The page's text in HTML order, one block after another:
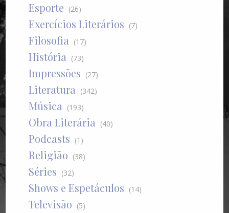
Esporte (26)
Exercícios Literários (7)
Filosofia (17)
História (73)
Impressões (27)
Literatura (342)
Música (193)
Obra Literária (40)
Podcasts (1)
Religião (38)
Séries (32)
Shows e Espetáculos (14)
Televisão (5)